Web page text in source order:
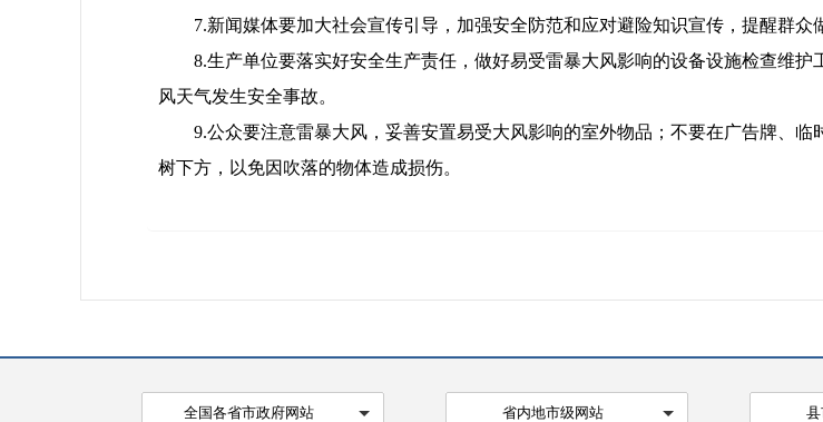
7.新闻媒体要加大社会宣传引导，加强安全防范和应对避险知识宣传，提醒群众
8.生产单位要落实好安全生产责任，做好易受雷暴大风影响的设备设施检查维护
风天气发生安全事故。
9.公众要注意雷暴大风，妥善安置易受大风影响的室外物品；不要在广告牌、临
树下方，以免因吹落的物体造成损伤。
全国各省市政府网站 省内地市级网站